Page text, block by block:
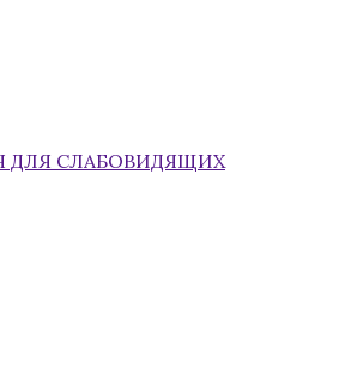
ДЛЯ СЛАБОВИДЯЩИХ